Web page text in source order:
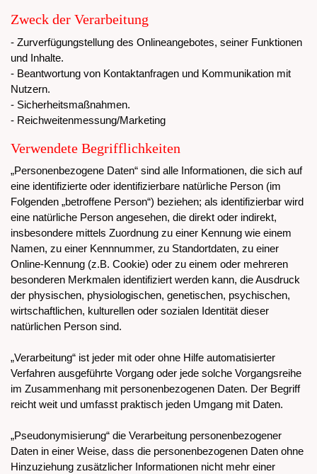
Zweck der Verarbeitung
- Zurverfügungstellung des Onlineangebotes, seiner Funktionen
und Inhalte.
- Beantwortung von Kontaktanfragen und Kommunikation mit
Nutzern.
- Sicherheitsmaßnahmen.
- Reichweitenmessung/Marketing
Verwendete Begrifflichkeiten
„Personenbezogene Daten“ sind alle Informationen, die sich auf
eine identifizierte oder identifizierbare natürliche Person (im
Folgenden „betroffene Person“) beziehen; als identifizierbar wird
eine natürliche Person angesehen, die direkt oder indirekt,
insbesondere mittels Zuordnung zu einer Kennung wie einem
Namen, zu einer Kennnummer, zu Standortdaten, zu einer
Online-Kennung (z.B. Cookie) oder zu einem oder mehreren
besonderen Merkmalen identifiziert werden kann, die Ausdruck
der physischen, physiologischen, genetischen, psychischen,
wirtschaftlichen, kulturellen oder sozialen Identität dieser
natürlichen Person sind.
„Verarbeitung“ ist jeder mit oder ohne Hilfe automatisierter
Verfahren ausgeführte Vorgang oder jede solche Vorgangsreihe
im Zusammenhang mit personenbezogenen Daten. Der Begriff
reicht weit und umfasst praktisch jeden Umgang mit Daten.
„Pseudonymisierung“ die Verarbeitung personenbezogener
Daten in einer Weise, dass die personenbezogenen Daten ohne
Hinzuziehung zusätzlicher Informationen nicht mehr einer